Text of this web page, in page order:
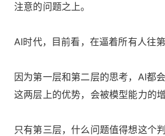
注意的问题之上。
AI时代，目前看，在逼着所有人往第
因为第一层和第二层的思考，AI都
这两层上的优势，会被模型能力的
只有第三层，什么问题值得想这个